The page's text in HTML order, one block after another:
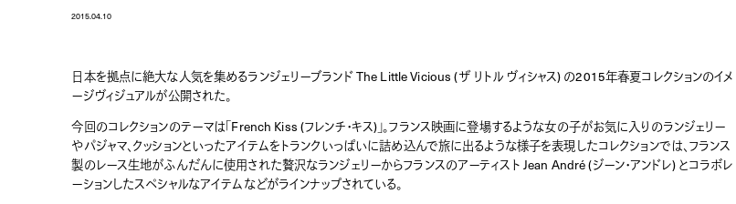
2015.04.10
日本を拠点に絶大な人気を集めるランジェリーブランド The Little Vicious (ザ リトル ヴィシャス) の2015年春夏コレクションのイメ
ージヴィジュアルが公開された。
今回のコレクションのテーマは「French Kiss (フレンチ・キス)」。フランス映画に登場するような女の子がお気に入りのランジェリー
やパジャマ、クッションといったアイテムをトランクいっぱいに詰め込んで旅に出るような様子を表現したコレクションでは、フランス
製のレース生地がふんだんに使用された贅沢なランジェリーからフランスのアーティスト Jean André (ジーン・アンドレ) とコラボレ
ーションしたスペシャルなアイテムなどがラインナップされている。